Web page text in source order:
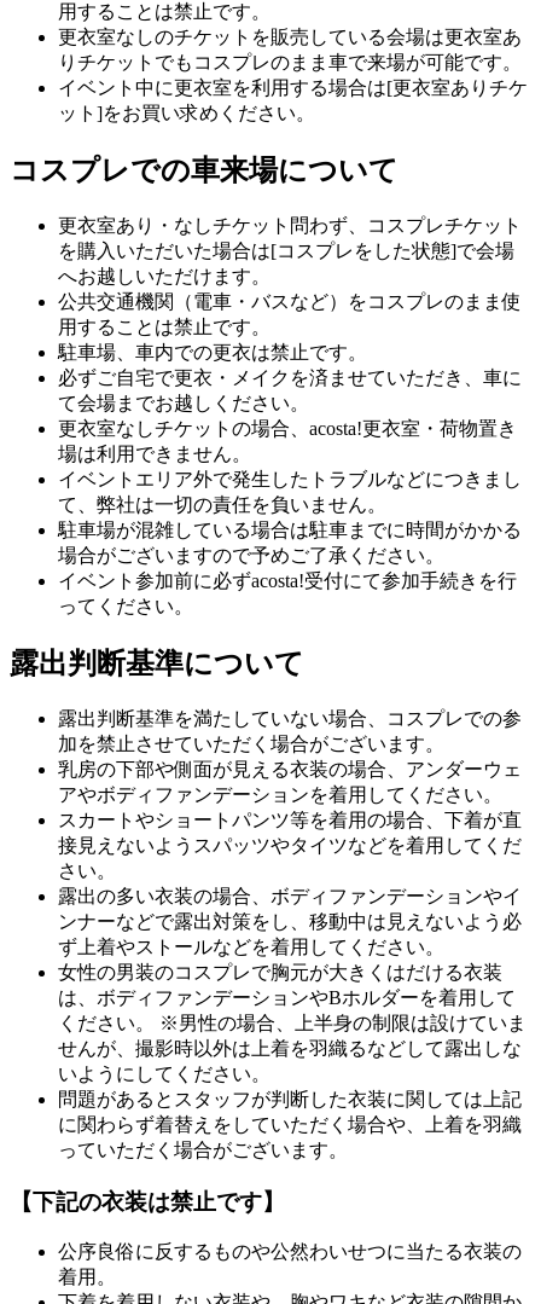
用することは禁止です。
更衣室なしのチケットを販売している会場は更衣室あ
りチケットでもコスプレのまま車で来場が可能です。
イベント中に更衣室を利用する場合は[更衣室ありチケ
ット]をお買い求めください。
コスプレでの車来場について
更衣室あり・なしチケット問わず、コスプレチケット
を購入いただいた場合は[コスプレをした状態]で会場
へお越しいただけます。
公共交通機関（電車・バスなど）をコスプレのまま使
用することは禁止です。
駐車場、車内での更衣は禁止です。
必ずご自宅で更衣・メイクを済ませていただき、車に
て会場までお越しください。
更衣室なしチケットの場合、acosta!更衣室・荷物置き
場は利用できません。
イベントエリア外で発生したトラブルなどにつきまし
て、弊社は一切の責任を負いません。
駐車場が混雑している場合は駐車までに時間がかかる
場合がございますので予めご了承ください。
イベント参加前に必ずacosta!受付にて参加手続きを行
ってください。
露出判断基準について
露出判断基準を満たしていない場合、コスプレでの参
加を禁止させていただく場合がございます。
乳房の下部や側面が見える衣装の場合、アンダーウェ
アやボディファンデーションを着用してください。
スカートやショートパンツ等を着用の場合、下着が直
接見えないようスパッツやタイツなどを着用してくだ
さい。
露出の多い衣装の場合、ボディファンデーションやイ
ンナーなどで露出対策をし、移動中は見えないよう必
ず上着やストールなどを着用してください。
女性の男装のコスプレで胸元が大きくはだける衣装
は、ボディファンデーションやBホルダーを着用して
ください。 ※男性の場合、上半身の制限は設けていま
せんが、撮影時以外は上着を羽織るなどして露出しな
いようにしてください。
問題があるとスタッフが判断した衣装に関しては上記
に関わらず着替えをしていただく場合や、上着を羽織
っていただく場合がございます。
【下記の衣装は禁止です】
公序良俗に反するものや公然わいせつに当たる衣装の
着用。